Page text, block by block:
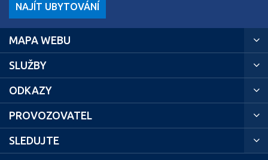
NAJÍT UBYTOVÁNÍ
MAPA WEBU
SLUŽBY
ODKAZY
PROVOZOVATEL
SLEDUJTE